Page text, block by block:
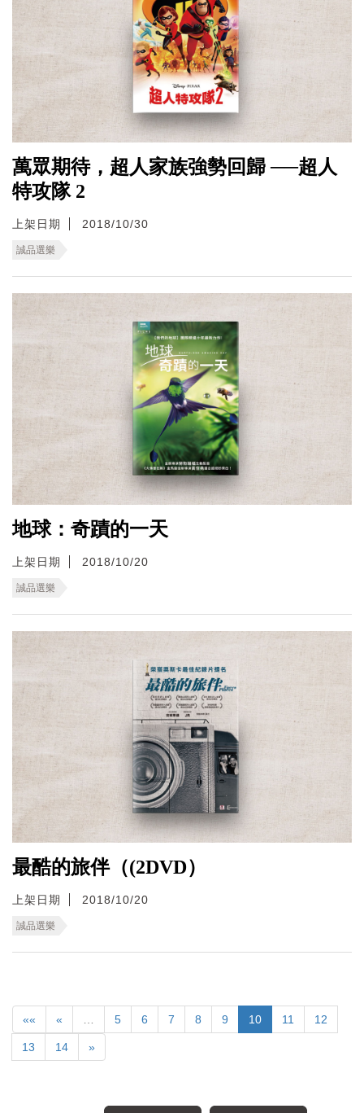
萬眾期待，超人家族強勢回歸 ──超人
特攻隊 2
上架日期 2018/10/30
誠品選樂
地球：奇蹟的一天
上架日期 2018/10/20
誠品選樂
最酷的旅伴（(2DVD）
上架日期 2018/10/20
誠品選樂
«« « 5 6 7 8 9 10 11 12
13 14 »